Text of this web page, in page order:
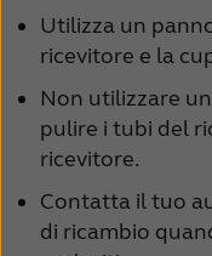
Utilizza un
ricevitore e la
Non utilizzare
pulire i tubi del
ricevitore.
Contatta il tuo
di ricambio